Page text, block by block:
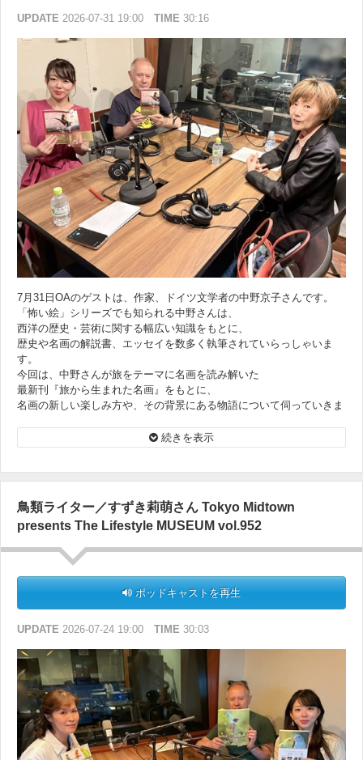
UPDATE 2026-07-31 19:00 TIME 30:16
7月31日OAのゲストは、作家、ドイツ文学者の中野京子さんです。
「怖い絵」シリーズでも知られる中野さんは、
西洋の歴史・芸術に関する幅広い知識をもとに、
歴史や名画の解説書、エッセイを数多く執筆されていらっしゃいま
す。
今回は、中野さんが旅をテーマに名画を読み解いた
最新刊『旅から生まれた名画』をもとに、
名画の新しい楽しみ方や、その背景にある物語について伺っていきま
『旅から生まれた名画』
781780-5
＜オンエア楽曲＞
The Byrds『Mr. Tambourine Man』
続きを表示
鳥類ライター／すずき莉萌さん Tokyo Midtown
presents The Lifestyle MUSEUM vol.952
ポッドキャストを再生
UPDATE 2026-07-24 19:00 TIME 30:03